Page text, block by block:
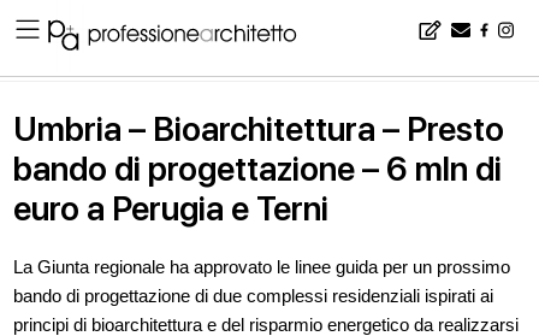
Umbria – Bioarchitettura – Presto
bando di progettazione – 6 mln di
euro a Perugia e Terni
La Giunta regionale ha approvato le linee guida per un prossimo
bando di progettazione di due complessi residenziali ispirati ai
principi di bioarchitettura e del risparmio energetico da realizzarsi